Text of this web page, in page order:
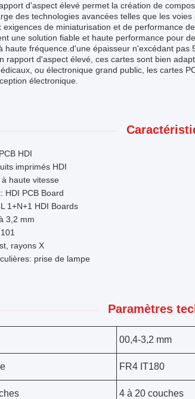
d'aspect élevé permet la création de
des technologies avancées telles que les
exigences de miniaturisation et de performance
une solution fiable et haute performance pour
haute fréquence.d'une épaisseur n'excédant pas
rapport d'aspect élevé, ces cartes sont bien
ou électronique grand public, les cartes
électronique.
HDI
imprimés HDI
haute vitesse
HDI PCB Board
1+N+1 HDI Boards
3,2 mm
rayons X
prise de lampe
Paramètres
00,4-3,2 mm
FR4 IT180
4 à 20 couches